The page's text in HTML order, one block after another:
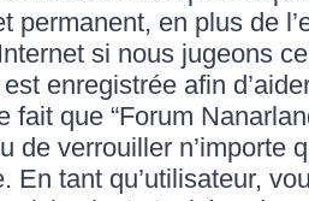
permanent, en plus de
si nous jugeons
enregistrée afin
fait que “Forum
de verrouiller n’importe
En tant qu’utilisateur,